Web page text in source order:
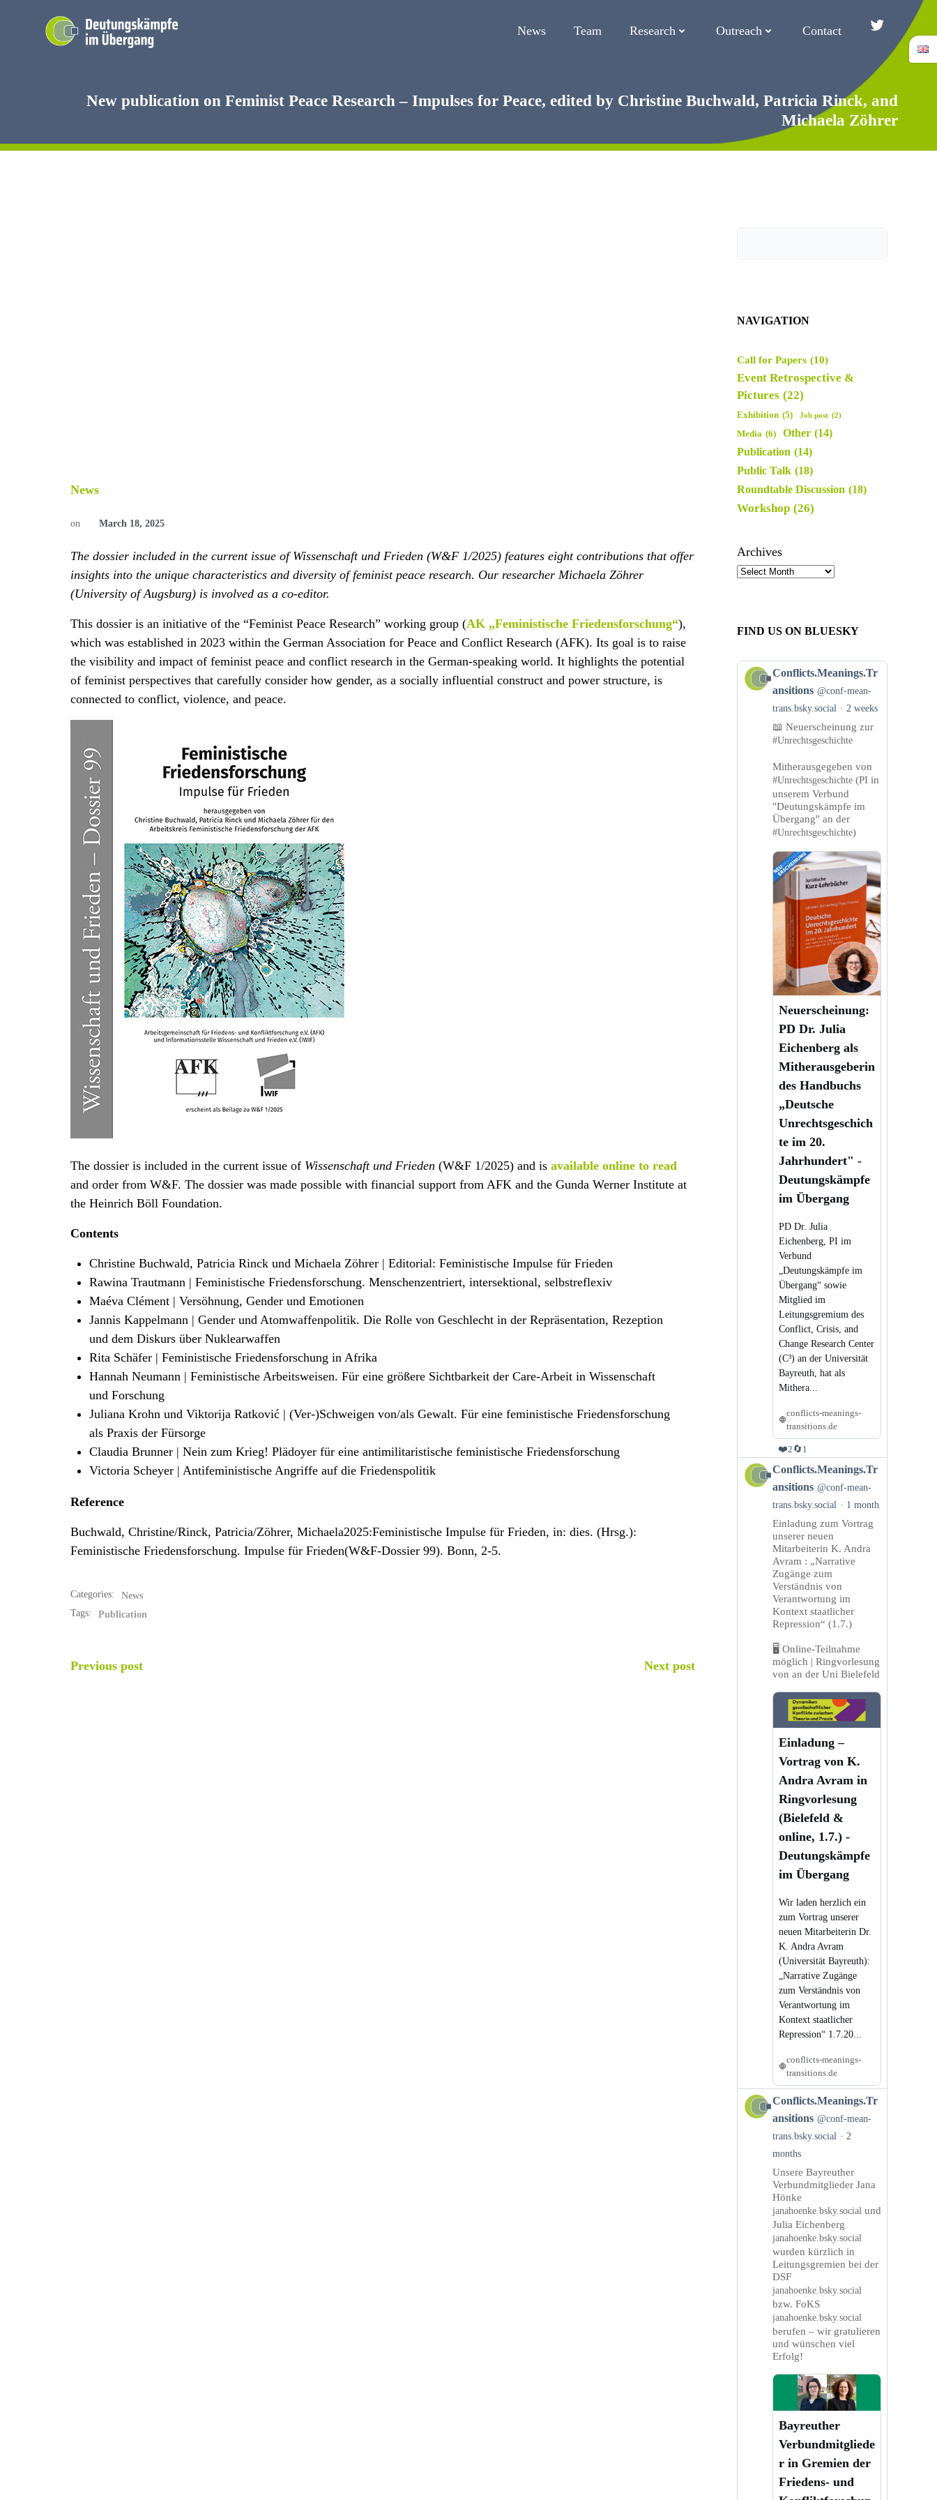
News Team Research Outreach Contact Twitter/
New publication on Feminist Peace Research – Impulses for Peace, edited by Christine Buchwald, Patricia Rinck, and
Michaela Zöhrer
News
on March 18, 2025
The dossier included in the current issue of Wissenschaft und Frieden (W&F 1/2025) features eight contributions that offer
insights into the unique characteristics and diversity of feminist peace research. Our researcher Michaela Zöhrer
(University of Augsburg) is involved as a co-editor.
This dossier is an initiative of the “Feminist Peace Research” working group (AK „Feministische Friedensforschung“),
which was established in 2023 within the German Association for Peace and Conflict Research (AFK). Its goal is to raise
the visibility and impact of feminist peace and conflict research in the German-speaking world. It highlights the potential
of feminist perspectives that carefully consider how gender, as a socially influential construct and power structure, is
connected to conflict, violence, and peace.
The dossier is included in the current issue of Wissenschaft und Frieden (W&F 1/2025) and is available online to read
and order from W&F. The dossier was made possible with financial support from AFK and the Gunda Werner Institute at
the Heinrich Böll Foundation.
Contents
Christine Buchwald, Patricia Rinck und Michaela Zöhrer | Editorial: Feministische Impulse für Frieden
Rawina Trautmann | Feministische Friedensforschung. Menschenzentriert, intersektional, selbstreflexiv
Maéva Clément | Versöhnung, Gender und Emotionen
Jannis Kappelmann | Gender und Atomwaffenpolitik. Die Rolle von Geschlecht in der Repräsentation, Rezeption
und dem Diskurs über Nuklearwaffen
Rita Schäfer | Feministische Friedensforschung in Afrika
Hannah Neumann | Feministische Arbeitsweisen. Für eine größere Sichtbarkeit der Care-Arbeit in Wissenschaft
und Forschung
Juliana Krohn und Viktorija Ratković | (Ver-)Schweigen von/als Gewalt. Für eine feministische Friedensforschung
als Praxis der Fürsorge
Claudia Brunner | Nein zum Krieg! Plädoyer für eine antimilitaristische feministische Friedensforschung
Victoria Scheyer | Antifeministische Angriffe auf die Friedenspolitik
Reference
Buchwald, Christine/Rinck, Patricia/Zöhrer, Michaela2025:Feministische Impulse für Frieden, in: dies. (Hrsg.):
Feministische Friedensforschung. Impulse für Frieden(W&F-Dossier 99). Bonn, 2-5.
Categories:
News
Tags:
Publication
POST
Previous post Next post
NAVIGATION
Call for Papers (10)
Event Retrospective &
Pictures (22)
Exhibition (5) Job post (2)
Media (6) Other (14)
Publication (14)
Public Talk (18)
Roundtable Discussion (18)
Workshop (26)
Archives
FIND US ON BLUESKY
View
post
Conflicts.Meanings.Transitions
Bluesky
Conflicts.Meanings.Tr
ansitions @conf-mean-
trans.bsky.social
2 weeks
📖 Neuerscheinung zur
#Unrechtsgeschichte
Mitherausgegeben von
#Unrechtsgeschichte(PI in
unserem Verbund
"Deutungskämpfe im
Übergang" an der
#Unrechtsgeschichte)
Neuerscheinung:
PD Dr. Julia
Eichenberg als
Mitherausgeberin
des Handbuchs
„Deutsche
Unrechtsgeschich
te im 20.
Jahrhundert" -
Deutungskämpfe
im Übergang
PD Dr. Julia
Eichenberg, PI im
Verbund
„Deutungskämpfe im
Übergang“ sowie
Mitglied im
Leitungsgremium des
Conflict, Crisis, and
Change Research Center
(C³) an der Universität
Bayreuth, hat als
Mithera...
conflicts-meanings-
transitions.de
❤️2 🔄1
View
post
Conflicts.Meanings.Transitions
Bluesky
Conflicts.Meanings.Tr
ansitions @conf-mean-
trans.bsky.social
1 month
Einladung zum Vortrag
unserer neuen
Mitarbeiterin K. Andra
Avram : „Narrative
Zugänge zum
Verständnis von
Verantwortung im
Kontext staatlicher
Repression“ (1.7.)
🖥️ Online-Teilnahme
möglich | Ringvorlesung
von an der Uni Bielefeld
Einladung –
Vortrag von K.
Andra Avram in
Ringvorlesung
(Bielefeld &
online, 1.7.) -
Deutungskämpfe
im Übergang
Wir laden herzlich ein
zum Vortrag unserer
neuen Mitarbeiterin Dr.
K. Andra Avram
(Universität Bayreuth):
„Narrative Zugänge
zum Verständnis von
Verantwortung im
Kontext staatlicher
Repression“ 1.7.20...
conflicts-meanings-
transitions.de
View
post
Conflicts.Meanings.Transitions
Bluesky
Conflicts.Meanings.Tr
ansitions @conf-mean-
trans.bsky.social
2
months
Unsere Bayreuther
Verbundmitglieder Jana
Hönke
janahoenke.bsky.socialund
Julia Eichenberg
janahoenke.bsky.social
wurden kürzlich in
Leitungsgremien bei der
DSF
janahoenke.bsky.social
bzw. FoKS
janahoenke.bsky.social
berufen – wir gratulieren
und wünschen viel
Erfolg!
Bayreuther
Verbundmitgliede
r in Gremien der
Friedens- und